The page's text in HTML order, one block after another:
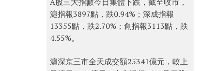
A股三大指數今日集體下跌，截至收市，
滬指報3897點，跌0.94%；深成指報
13355點，跌2.70%；創指報3113點，跌
4.55%。
滬深京三市全天成交額25341億元，較上